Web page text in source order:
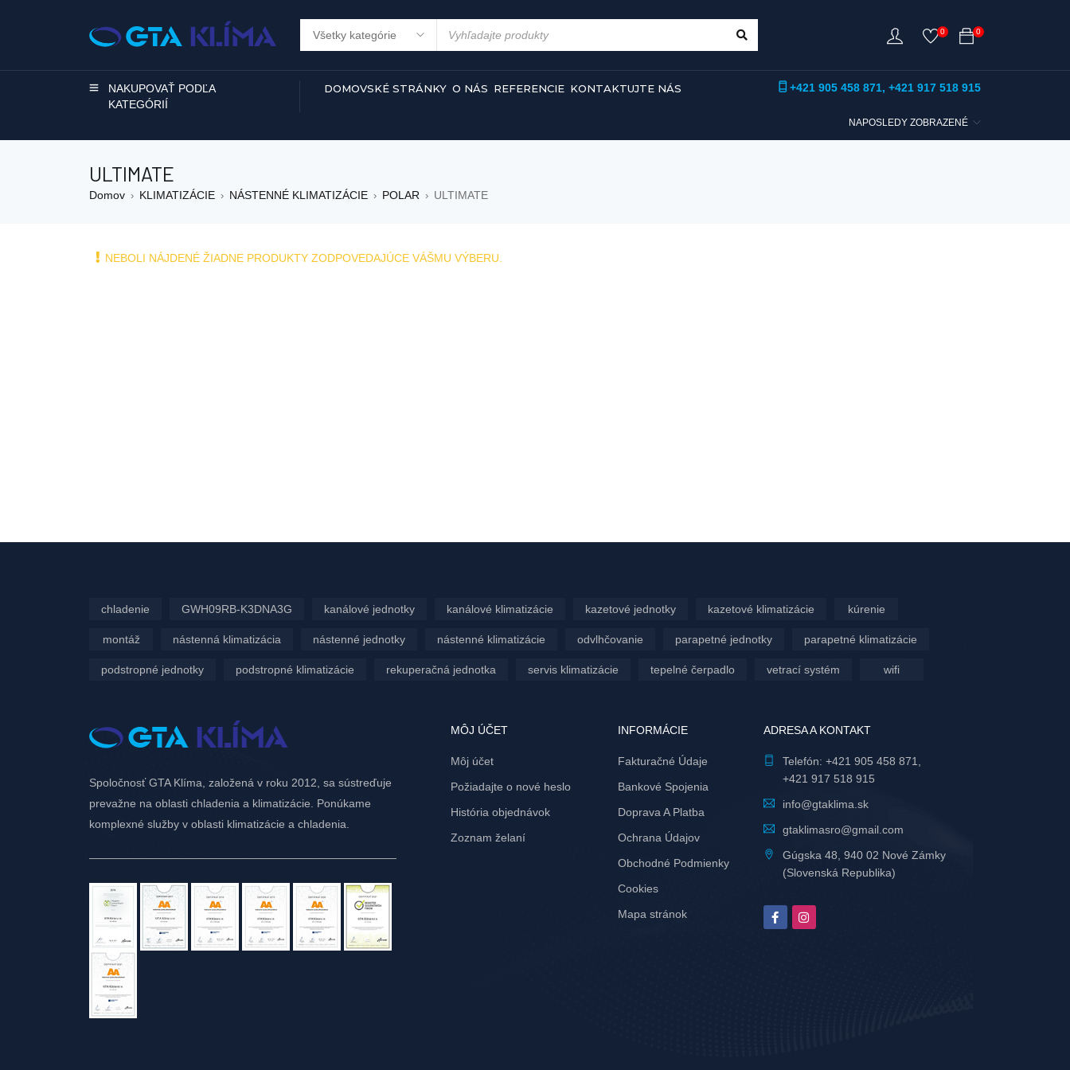
0
0
NAKUPOVAŤ PODĽA
KATEGÓRIÍ
DOMOVSKÉ STRÁNKY O NÁS REFERENCIE KONTAKTUJTE NÁS +421 905 458 871, +421 917 518 915
NAPOSLEDY ZOBRAZENÉ
ULTIMATE
Domov › KLIMATIZÁCIE › NÁSTENNÉ KLIMATIZÁCIE › POLAR › ULTIMATE
NEBOLI NÁJDENÉ ŽIADNE PRODUKTY ZODPOVEDAJÚCE VÁŠMU VÝBERU.
chladenie GWH09RB-K3DNA3G kanálové jednotky kanálové klimatizácie kazetové jednotky kazetové klimatizácie kúrenie
montáž nástenná klimatizácia nástenné jednotky nástenné klimatizácie odvlhčovanie parapetné jednotky parapetné klimatizácie
podstropné jednotky podstropné klimatizácie rekuperačná jednotka servis klimatizácie tepelné čerpadlo vetrací systém wifi
Spoločnosť GTA Klíma, založená v roku 2012, sa sústreďuje
prevažne na oblasti chladenia a klimatizácie. Ponúkame
komplexné služby v oblasti klimatizácie a chladenia.
MÔJ ÚČET
Môj účet
Požiadajte o nové heslo
História objednávok
Zoznam želaní
INFORMÁCIE
Fakturačné Údaje
Bankové Spojenia
Doprava A Platba
Ochrana Údajov
Obchodné Podmienky
Cookies
Mapa stránok
ADRESA A KONTAKT
Telefón: +421 905 458 871
+421 917 518 915
info@gtaklima.sk
gtaklimasro@gmail.com
Gúgska 48, 940 02 Nové Zámky
(Slovenská Republika)